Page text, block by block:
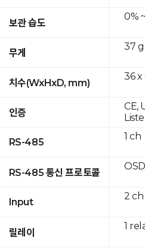
보관 습도
무게
치수(WxHxD, mm)
인증
RS-485
RS-485 통신 프로토콜
Input
릴레이
0%
37 g
36 x
CE,
1 ch
2 ch
1